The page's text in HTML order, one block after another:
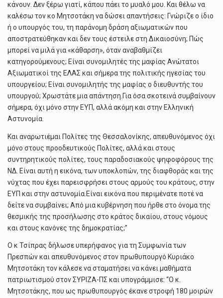
κάνουν. Δεν ξέρω γιατί, κάπου πάει το μυαλό μου. Και θέλω να
καλέσω τον κο Μητσοτάκη να δώσει απαντήσεις: Γνώριζε ο ίδιο
ή ο υπουργός του, τη παράνομη δράση αξιωματικών που
αποστρατεύθηκαν και δεν τους έστειλε στη Δικαιοσύνη; Πώς
μπορεί να μιλά για «κάθαρση», όταν αναβαθμίζει
κατηγορούμενους; Είναι συνομιλητές της μαφίας Ανώτατοι
Αξιωματικοί της ΕΛΑΣ και σήμερα της πολιτικής ηγεσίας του
υπουργείου; Είναι συνομιλητής της μαφίας ο διευθυντής του
υπουργού; Χρωστάτε μια απάντηση.Για όσα σκοτεινά συμβαίνουν
σήμερα, όχι μόνο στην ΕΥΠ, αλλά ακόμη και στην Ελληνική
Αστυνομία.
Και αναρωτιέμαι Πολίτες της Θεσσαλονίκης, απευθυνόμενος όχι
μόνο στους προοδευτικούς Πολίτες, αλλά και στους
συντηρητικούς πολίτες, τους παραδοσιακούς ψηφοφόρους της
ΝΔ. Είναι αυτή η εικόνα, των υποκλοπών, της διαφθοράς και της
νύχτας που έχει παρεισφρήσει στους αρμούς του κράτους, στην
ΕΥΠ και στην αστυνομία.Είναι εικόνα που περιμένατε ποτέ να
δείτε να συμβαίνει; Από μια κυβέρνηση που ήρθε στο όνομα της
θεσμικής της προσήλωσης στο κράτος δικαίου, στους νόμους
και στους κανόνες της δημοκρατίας;”
Ο κ Τσίπρας δήλωσε υπερήφανος για τη Συμφωνία των
Πρεσπών και απευθυνόμενος στον πρωθυπουργό Κυριάκο
Μητσοτάκη τον κάλεσε να σταματήσει να κάνει μαθήματα
πατριωτισμού στον ΣΥΡΙΖΑ-ΠΣ και υπογράμμισε: “Ο κ.
Μητσοτάκης, που ως πρωθυπουργός έκανε στροφή 180 μοιρών